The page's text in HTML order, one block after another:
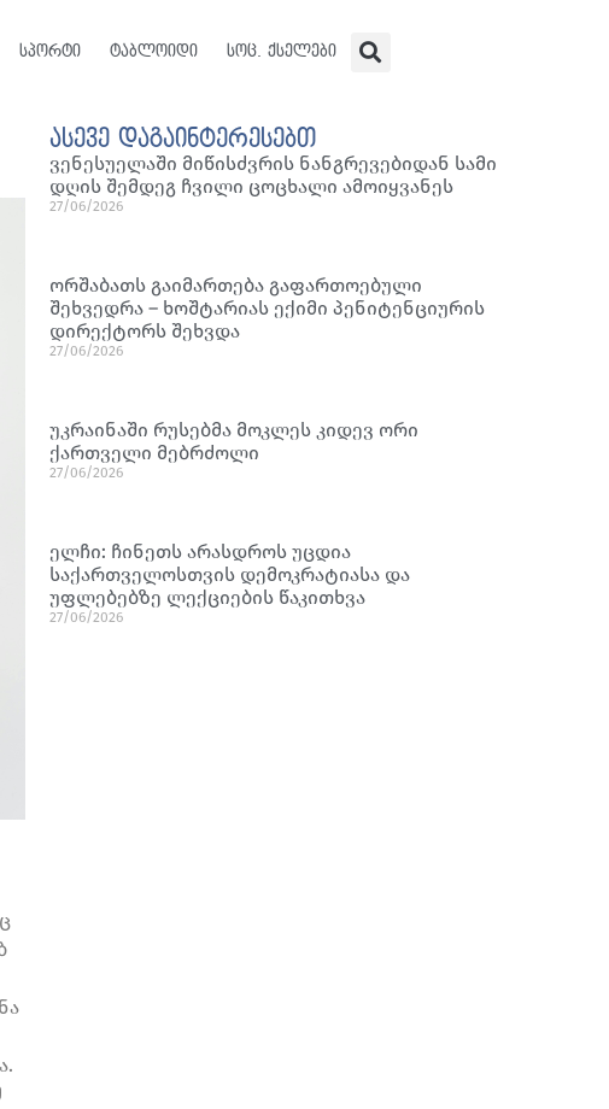
სპორტი ტაბლოიდი სოც. ქსელები
ასევე დაგაინტერესებთ
ვენესუელაში მიწისძვრის ნანგრევებიდან სამი
დღის შემდეგ ჩვილი ცოცხალი ამოიყვანეს
27/06/2026
ორშაბათს გაიმართება გაფართოებული
შეხვედრა – ხოშტარიას ექიმი პენიტენციურის
დირექტორს შეხვდა
27/06/2026
უკრაინაში რუსებმა მოკლეს კიდევ ორი
ქართველი მებრძოლი
27/06/2026
ელჩი: ჩინეთს არასდროს უცდია
საქართველოსთვის დემოკრატიასა და
უფლებებზე ლექციების წაკითხვა
27/06/2026